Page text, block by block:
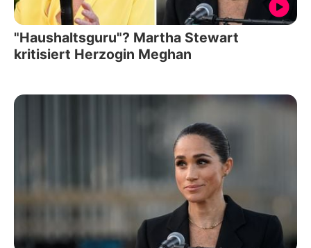
"Haushaltsguru"? Martha Stewart
kritisiert Herzogin Meghan